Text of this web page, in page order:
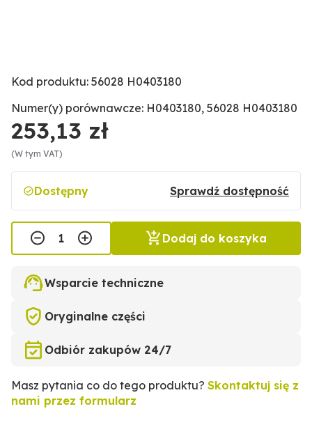
Kod produktu: 56028 H0403180
Numer(y) porównawcze: H0403180, 56028 H0403180
253,13 zł
(W tym VAT)
Dostępny Sprawdź dostępność
Dodaj do koszyka
Wsparcie techniczne
Oryginalne części
Odbiór zakupów 24/7
Masz pytania co do tego produktu? Skontaktuj się z
nami przez formularz